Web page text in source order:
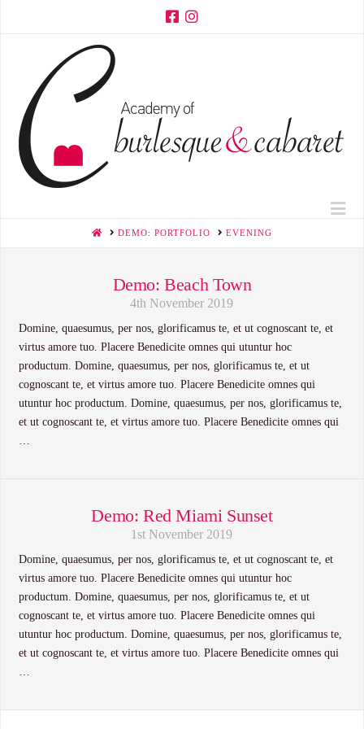
HOMEDEMO: PORTFOLIO EVENING
Demo: Beach Town
4th November 2019
Domine, quaesumus, per nos, glorificamus te, et ut cognoscant te, et
virtus amore tuo. Placere Benedicite omnes qui utuntur hoc
productum. Domine, quaesumus, per nos, glorificamus te, et ut
cognoscant te, et virtus amore tuo. Placere Benedicite omnes qui
utuntur hoc productum. Domine, quaesumus, per nos, glorificamus te,
et ut cognoscant te, et virtus amore tuo. Placere Benedicite omnes qui
Demo: Red Miami Sunset
1st November 2019
Domine, quaesumus, per nos, glorificamus te, et ut cognoscant te, et
virtus amore tuo. Placere Benedicite omnes qui utuntur hoc
productum. Domine, quaesumus, per nos, glorificamus te, et ut
cognoscant te, et virtus amore tuo. Placere Benedicite omnes qui
utuntur hoc productum. Domine, quaesumus, per nos, glorificamus te,
et ut cognoscant te, et virtus amore tuo. Placere Benedicite omnes qui